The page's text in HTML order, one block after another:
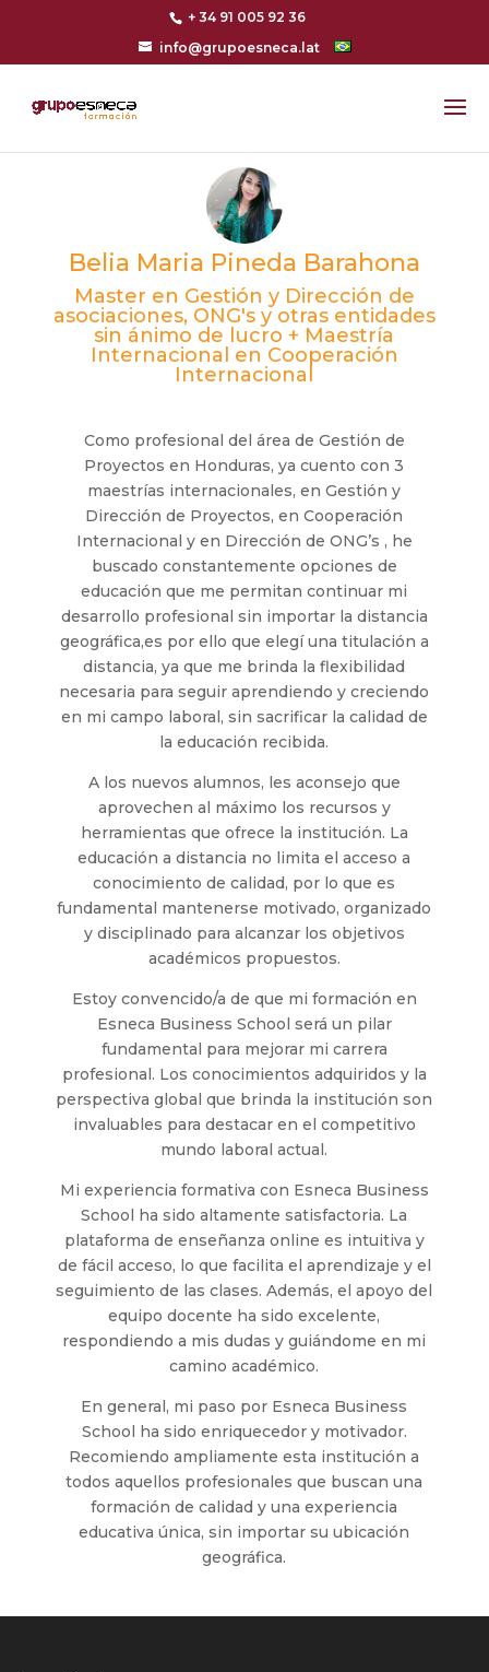
+ 34 91 005 92 36
info@grupoesneca.lat
Belia Maria Pineda Barahona
Master en Gestión y Dirección de
asociaciones, ONG's y otras entidades
sin ánimo de lucro + Maestría
Internacional en Cooperación
Internacional
Como profesional del área de Gestión de
Proyectos en Honduras, ya cuento con 3
maestrías internacionales, en Gestión y
Dirección de Proyectos, en Cooperación
Internacional y en Dirección de ONG’s , he
buscado constantemente opciones de
educación que me permitan continuar mi
desarrollo profesional sin importar la distancia
geográfica,es por ello que elegí una titulación a
distancia, ya que me brinda la flexibilidad
necesaria para seguir aprendiendo y creciendo
en mi campo laboral, sin sacrificar la calidad de
la educación recibida.
A los nuevos alumnos, les aconsejo que
aprovechen al máximo los recursos y
herramientas que ofrece la institución. La
educación a distancia no limita el acceso a
conocimiento de calidad, por lo que es
fundamental mantenerse motivado, organizado
y disciplinado para alcanzar los objetivos
académicos propuestos.
Estoy convencido/a de que mi formación en
Esneca Business School será un pilar
fundamental para mejorar mi carrera
profesional. Los conocimientos adquiridos y la
perspectiva global que brinda la institución son
invaluables para destacar en el competitivo
mundo laboral actual.
Mi experiencia formativa con Esneca Business
School ha sido altamente satisfactoria. La
plataforma de enseñanza online es intuitiva y
de fácil acceso, lo que facilita el aprendizaje y el
seguimiento de las clases. Además, el apoyo del
equipo docente ha sido excelente,
respondiendo a mis dudas y guiándome en mi
camino académico.
En general, mi paso por Esneca Business
School ha sido enriquecedor y motivador.
Recomiendo ampliamente esta institución a
todos aquellos profesionales que buscan una
formación de calidad y una experiencia
educativa única, sin importar su ubicación
geográfica.